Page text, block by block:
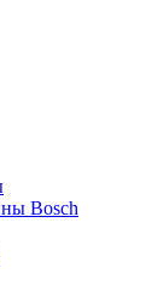
Bosch